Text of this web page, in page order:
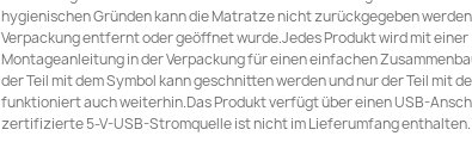
hygienischen Gründen kann die Matratze nicht zurückgegeben
Verpackung entfernt oder geöffnet wurde.Jedes Produkt wird mit einer
Montageanleitung in der Verpackung für einen einfachen
der Teil mit dem Symbol kann geschnitten werden und nur der Teil mit
funktioniert auch weiterhin.Das Produkt verfügt über einen USB-
zertifizierte 5-V-USB-Stromquelle ist nicht im Lieferumfang enthalten.